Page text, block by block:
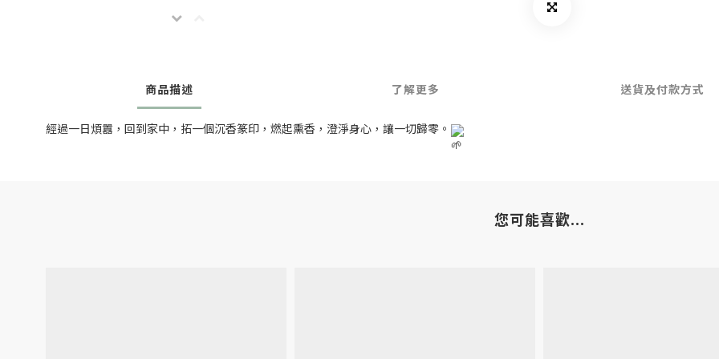
商品描述 了解更多 送貨及付款方式
經過一日煩囂，回到家中，拓一個沉香篆印，燃起熏香，澄淨身心，讓一切歸零。
您可能喜歡...